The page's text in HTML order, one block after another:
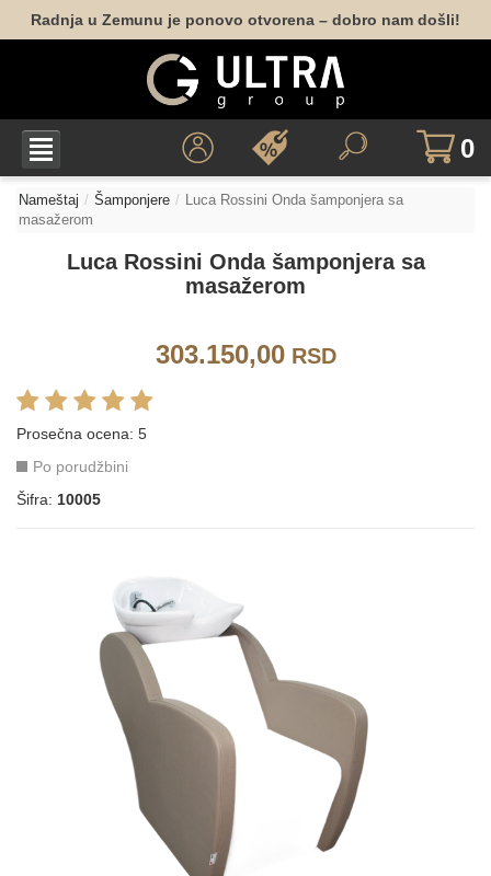
Radnja u Zemunu je ponovo otvorena – dobro nam došli!
0
Nameštaj Šamponjere
Luca Rossini Onda šamponjera sa
masažerom
Luca Rossini Onda šamponjera sa
masažerom
303.150,00RSD
Prosečna ocena: 5
Po porudžbini
Šifra: 10005